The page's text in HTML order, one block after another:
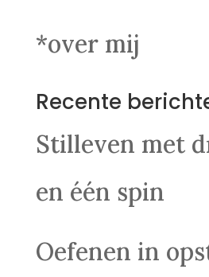
*over mij
Recente
Stilleven met
en één spin
Oefenen in